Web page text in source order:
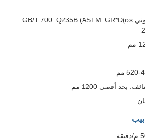
اترك رسالة
لفائف الفولاذ الكربوني GB/T 700: Q235B (ASTM: GR*D(σs
بحد أقصى 1200 مم